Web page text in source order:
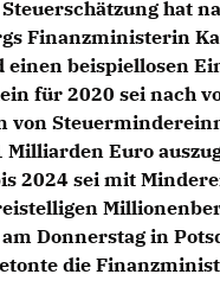
hat
Finanzministerin
einen beispiellosen
für 2020 sei nach
von
Milliarden Euro
2024 sei mit
Donnerstag in
die